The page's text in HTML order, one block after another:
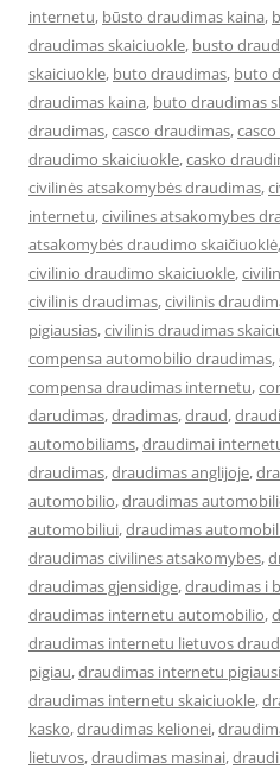
internetu, būsto draudimas kaina,
draudimas skaiciuokle, busto
skaiciuokle, buto draudimas, buto
draudimas kaina, buto draudimas
draudimas,casco draudimas,
draudimo skaiciuokle,casko
civilinės atsakomybės draudimas,
internetu,civilines atsakomybes
atsakomybės draudimo skaičiuoklė,
civilinio draudimo skaiciuokle,
civilinis draudimas,civilinis
pigiausias,civilinis draudimas
compensa automobilio draudimas,
compensa draudimas internetu,
darudimas,dradimas,draud,
automobiliams,draudimai
draudimas,draudimas anglijoje,
automobilio,draudimas
automobiliui,draudimas
draudimas civilines atsakomybes,
draudimas gjensidige,draudimas i
draudimas internetu automobilio,
draudimas internetu lietuvos
pigiau,draudimas internetu
draudimas internetu skaiciuokle,
kasko,draudimas kelionei,
lietuvos,draudimas masinai,